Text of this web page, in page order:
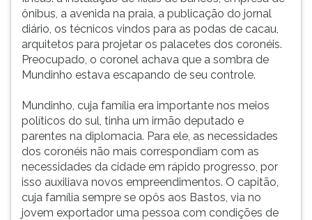
ônibus, a avenida na praia, a publicação do jornal
diário, os técnicos vindos para as podas de cacau,
arquitetos para projetar os palacetes dos coronéis.
Preocupado, o coronel achava que a sombra de
Mundinho estava escapando de seu controle.
Mundinho, cuja família era importante nos meios
políticos do sul, tinha um irmão deputado e
parentes na diplomacia. Para ele, as necessidades
dos coronéis não mais correspondiam com as
necessidades da cidade em rápido progresso, por
isso auxiliava novos empreendimentos. O capitão,
cuja família sempre se opôs aos Bastos, via no
jovem exportador uma pessoa com condições de